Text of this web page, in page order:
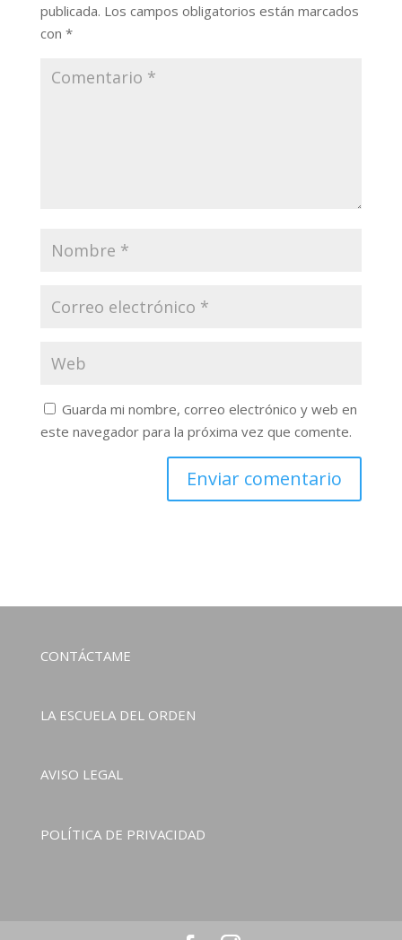
publicada. Los campos obligatorios están marcados
con *
Guarda mi nombre, correo electrónico y web en
este navegador para la próxima vez que comente.
CONTÁCTAME
LA ESCUELA DEL ORDEN
AVISO LEGAL
POLÍTICA DE PRIVACIDAD